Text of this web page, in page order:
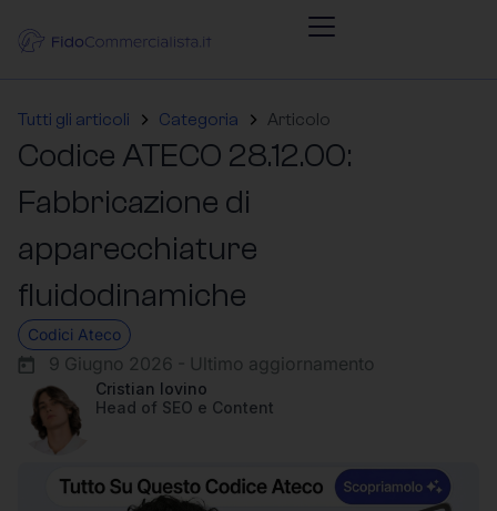
Tutti gli articoli Categoria Articolo
Codice ATECO 28.12.00:
Fabbricazione di
apparecchiature
fluidodinamiche
Codici Ateco
9 Giugno 2026 - Ultimo aggiornamento
Cristian Iovino
Head of SEO e Content